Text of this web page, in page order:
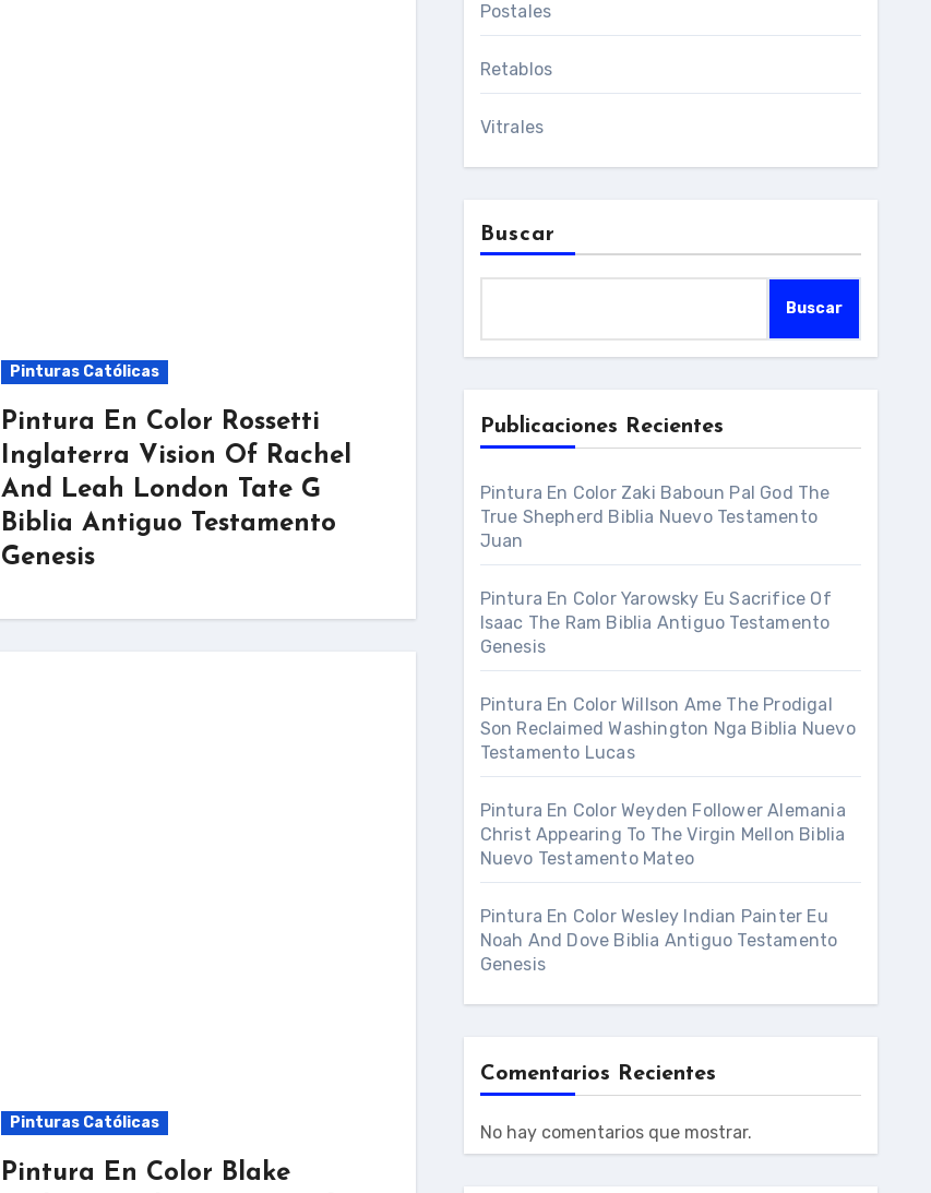
Pinturas Católicas
Pintura En Color Rossetti
Inglaterra Vision Of Rachel
And Leah London Tate G
Biblia Antiguo Testamento
Genesis
Pinturas Católicas
Pintura En Color Blake
Postales
Retablos
Vitrales
Buscar
Buscar
Publicaciones Recientes
Pintura En Color Zaki Baboun Pal God The
True Shepherd Biblia Nuevo Testamento
Juan
Pintura En Color Yarowsky Eu Sacrifice Of
Isaac The Ram Biblia Antiguo Testamento
Genesis
Pintura En Color Willson Ame The Prodigal
Son Reclaimed Washington Nga Biblia Nuevo
Testamento Lucas
Pintura En Color Weyden Follower Alemania
Christ Appearing To The Virgin Mellon Biblia
Nuevo Testamento Mateo
Pintura En Color Wesley Indian Painter Eu
Noah And Dove Biblia Antiguo Testamento
Genesis
Comentarios Recientes
No hay comentarios que mostrar.